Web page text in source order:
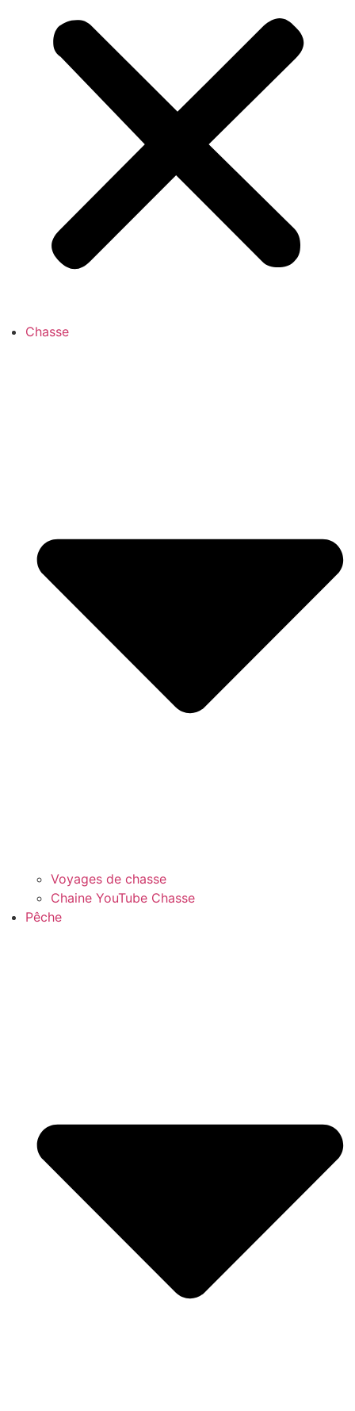
Chasse
Voyages de chasse
Chaine YouTube Chasse
Pêche